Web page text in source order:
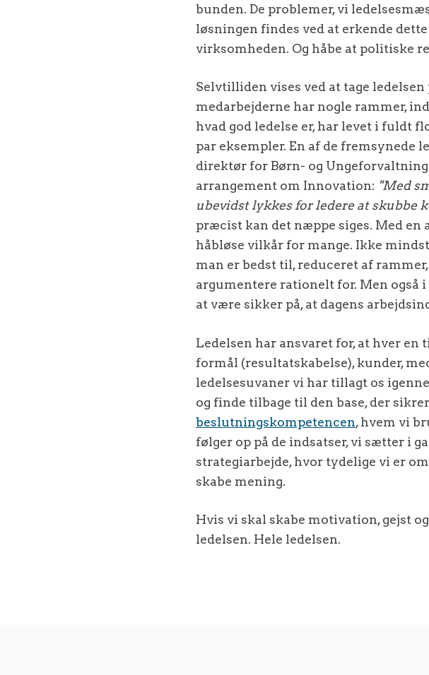
bunden. De problemer, vi
løsningen findes ved at erkende dette
virksomheden. Og håbe at politiske
Selvtilliden vises ved at tage ledelsen
medarbejderne har nogle rammer,
hvad god ledelse er, har levet i fuldt
par eksempler. En af de fremsynede
direktør for Børn- og
arrangement om Innovation: "Med
ubevidst lykkes for ledere at skubbe
præcist kan det næppe siges. Med en
håbløse vilkår for mange. Ikke
man er bedst til, reduceret af
argumentere rationelt for. Men også
at være sikker på, at dagens
Ledelsen har ansvaret for, at hver
formål (resultatskabelse), kunder,
ledelsesuvaner vi har tillagt os
og finde tilbage til den base, der
beslutningskompetencen, hvem vi
følger op på de indsatser, vi sætter i
strategiarbejde, hvor tydelige vi er
skabe mening.
Hvis vi skal skabe motivation, gejst
ledelsen. Hele ledelsen.